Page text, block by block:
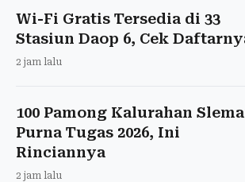
Wi-Fi Gratis Tersedia di 33
Stasiun Daop 6, Cek
2 jam lalu
100 Pamong Kalurahan
Purna Tugas 2026, Ini
Rinciannya
2 jam lalu